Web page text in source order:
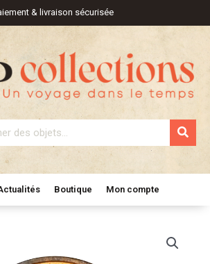
& livraison sécurisée
Boutique Mon compte